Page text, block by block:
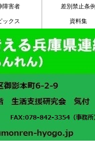
障害者 差別禁止条
ックス 資料集